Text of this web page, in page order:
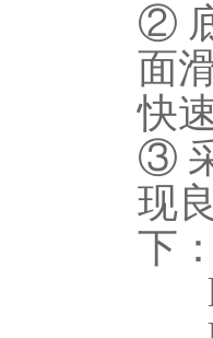
②
面
快
③
现
下